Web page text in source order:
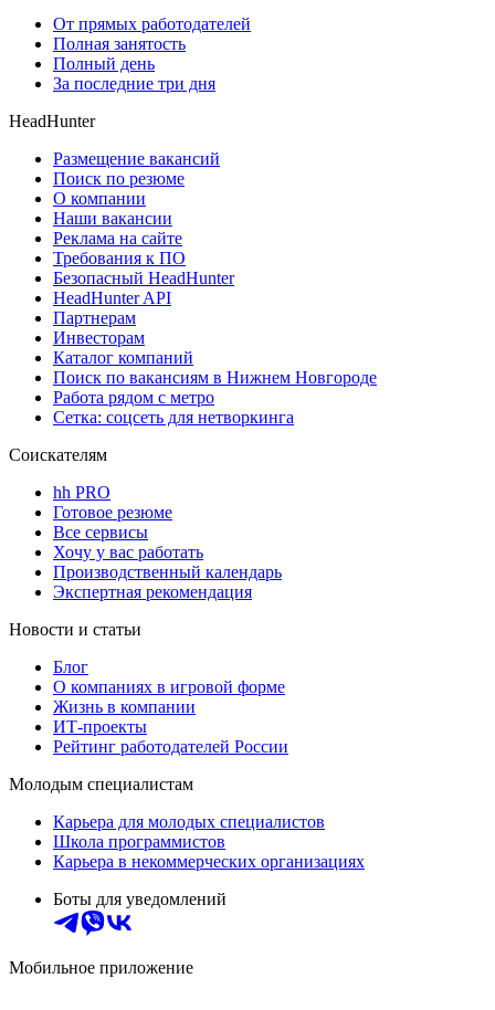
От прямых работодателей
Полная занятость
Полный день
За последние три дня
HeadHunter
Размещение вакансий
Поиск по резюме
О компании
Наши вакансии
Реклама на сайте
Требования к ПО
Безопасный HeadHunter
HeadHunter API
Партнерам
Инвесторам
Каталог компаний
Поиск по вакансиям в Нижнем Новгороде
Работа рядом с метро
Сетка: соцсеть для нетворкинга
Соискателям
hh PRO
Готовое резюме
Все сервисы
Хочу у вас работать
Производственный календарь
Экспертная рекомендация
Новости и статьи
Блог
О компаниях в игровой форме
Жизнь в компании
ИТ-проекты
Рейтинг работодателей России
Молодым специалистам
Карьера для молодых специалистов
Школа программистов
Карьера в некоммерческих организациях
Боты для уведомлений
Мобильное приложение